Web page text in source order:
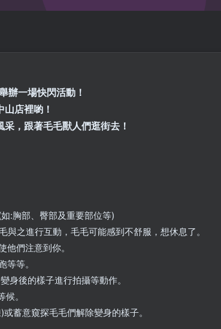
辦一場快閃活動！
店裡喲！
，跟著毛毛獸人們逛街去！
:胸部、臀部及重要部位等)
之進行互動，毛毛可能感到不舒服，想休息了。
們注意到你。
等。
身後的樣子進行拍攝等動作。
。
蓄意窺探毛毛們解除變身的樣子。